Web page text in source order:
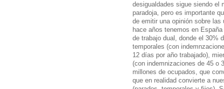
desigualdades sigue siendo el
paradoja, pero es importante
de emitir una opinión sobre
hace años tenemos en
de trabajo dual, donde el 30%
temporales (con
12 días por año trabajado),
(con indemnizaciones de 45 o
millones de ocupados, que
que en realidad convierte a